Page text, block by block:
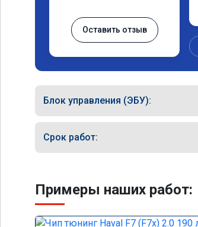
Оставить отзыв
Блок управления (ЭБУ):
Срок работ:
Примеры наших работ: